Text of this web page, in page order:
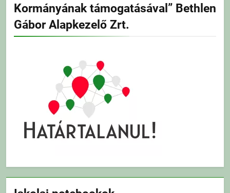
Kormányának támogatásával” Bethlen
Gábor Alapkezelő Zrt.